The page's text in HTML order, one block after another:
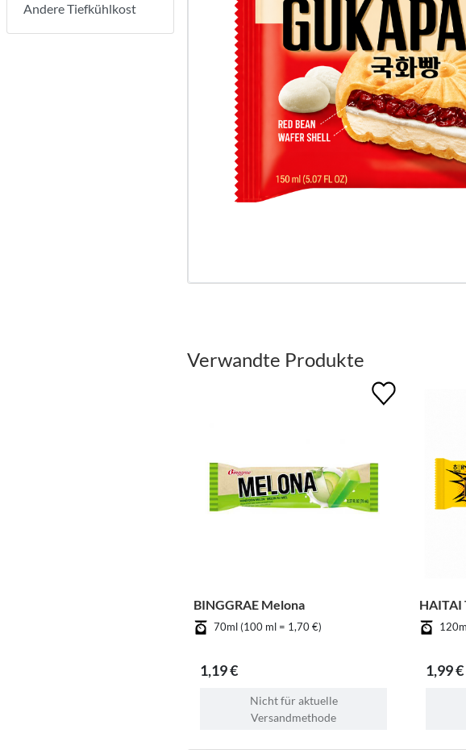
Andere Tiefkühlkost
Verwandte Produkte
BINGGRAE Melona
70ml (100 ml = 1,70 €)
1,19 €
Nicht für aktuelle
Versandmethode
HAITAI
1,99 €